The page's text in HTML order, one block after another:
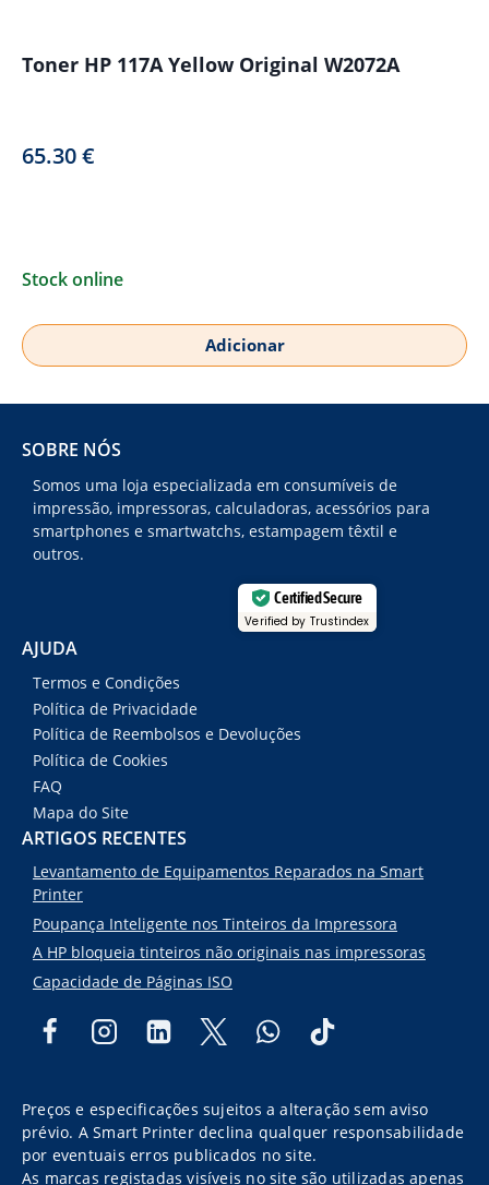
Toner HP 117A Yellow Original W2072A
65.30€
Stock online
Adicionar
SOBRE NÓS
Somos uma loja especializada em consumíveis de
impressão, impressoras, calculadoras, acessórios para
smartphones e smartwatchs, estampagem têxtil e
outros.
Certified Secure
Verified by Trustindex
AJUDA
Termos e Condições
Política de Privacidade
Política de Reembolsos e Devoluções
Política de Cookies
FAQ
Mapa do Site
ARTIGOS RECENTES
Levantamento de Equipamentos Reparados na Smart
Printer
Poupança Inteligente nos Tinteiros da Impressora
A HP bloqueia tinteiros não originais nas impressoras
Capacidade de Páginas ISO
Preços e especificações sujeitos a alteração sem aviso
prévio. A Smart Printer declina qualquer responsabilidade
por eventuais erros publicados no site.
As marcas registadas visíveis no site são utilizadas apenas